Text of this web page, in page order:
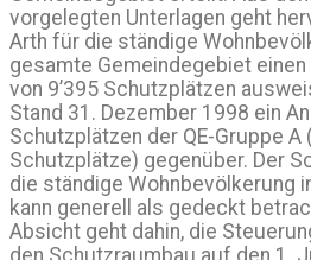
vorgelegten Unterlagen geht
Arth für die ständige
gesamte Gemeindegebiet
von 9’395 Schutzplätzen
Stand 31. Dezember 1998 ein
Schutzplätzen der QE-Gruppe
Schutzplätze) gegenüber. Der
die ständige Wohnbevölkerung
kann generell als gedeckt
Absicht geht dahin, die